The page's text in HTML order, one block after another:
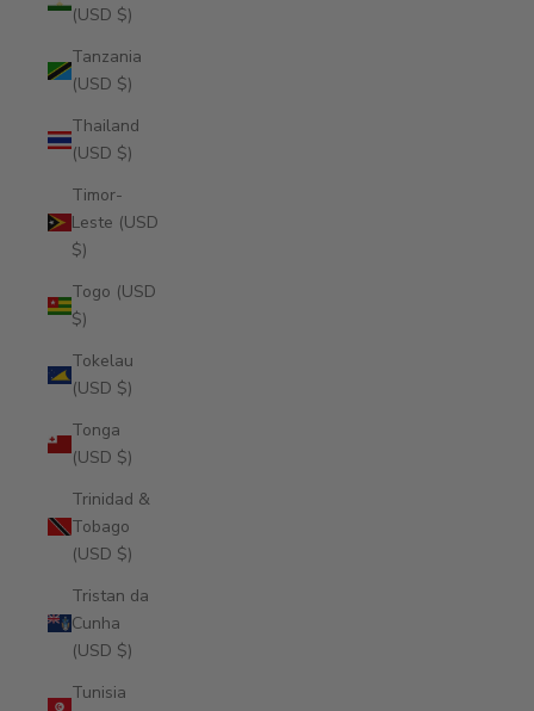
(USD $)
Tanzania
(USD $)
Thailand
(USD $)
Timor-
Leste (USD
$)
Togo (USD
$)
Tokelau
(USD $)
Tonga
(USD $)
Trinidad &
Tobago
(USD $)
Tristan da
Cunha
(USD $)
Tunisia